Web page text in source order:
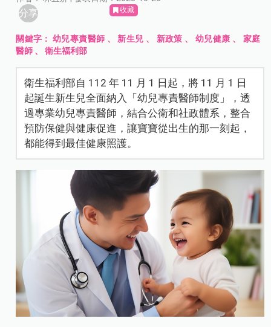
分享 收藏
關鍵字：幼兒專責醫師 、 新生兒 、 新政策 、 幼兒健康 、 家庭
醫師 、衛生福利部
衛生福利部自 112 年 11 月 1 日起，將 11 月 1 日
起誕生新生兒全面納入「幼兒專責醫師制度」，透
過專業幼兒專責醫師，結合公衛和社政體系，整合
預防保健與健康促進，讓寶寶從出生的那一刻起，
都能得到最佳健康照護。